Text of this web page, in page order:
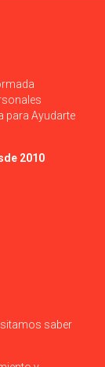
para Ayudarte
2010
saber